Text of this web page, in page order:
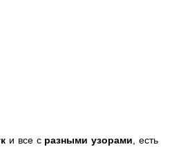
и все сразными узорами, есть